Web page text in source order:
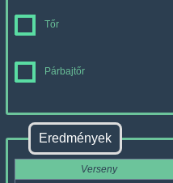
Tőr
Párbajtőr
Eredmények
Verseny